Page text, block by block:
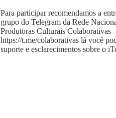
Para participar recomendamos a
grupo do Telegram da Rede
Produtoras Culturais Colaborativas
https://t.me/colaborativaslá você
suporte e esclarecimentos sobre o